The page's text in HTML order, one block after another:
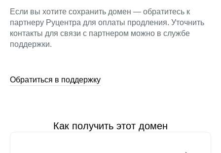
Если вы хотите сохранить домен — обратитесь к
партнеру Руцентра для оплаты продления. Уточнить
контакты для связи с партнером можно в службе
поддержки.
Обратиться в поддержку
Как получить этот домен